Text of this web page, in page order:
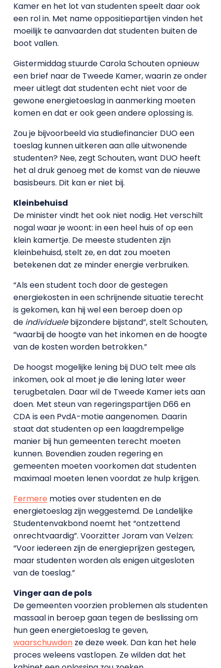
Kamer en het lot van studenten speelt daar ook
een rol in. Met name oppositiepartijen vinden het
moeilijk te aanvaarden dat studenten buiten de
boot vallen.
Gistermiddag stuurde Carola Schouten opnieuw
een brief naar de Tweede Kamer, waarin ze onder
meer uitlegt dat studenten echt niet voor de
gewone energietoeslag in aanmerking moeten
komen en dat er ook geen andere oplossing is.
Zou je bijvoorbeeld via studiefinancier DUO een
toeslag kunnen uitkeren aan alle uitwonende
studenten? Nee, zegt Schouten, want DUO heeft
het al druk genoeg met de komst van de nieuwe
basisbeurs. Dit kan er niet bij.
Kleinbehuisd
De minister vindt het ook niet nodig. Het verschilt
nogal waar je woont: in een heel huis of op een
klein kamertje. De meeste studenten zijn
kleinbehuisd, stelt ze, en dat zou moeten
betekenen dat ze minder energie verbruiken.
“Als een student toch door de gestegen
energiekosten in een schrijnende situatie terecht
is gekomen, kan hij wel een beroep doen op
de individuelebijzondere bijstand”, stelt Schouten,
“waarbij de hoogte van het inkomen en de hoogte
van de kosten worden betrokken.”
De hoogst mogelijke lening bij DUO telt mee als
inkomen, ook al moet je die lening later weer
terugbetalen. Daar wil de Tweede Kamer iets aan
doen. Met steun van regeringspartijen D66 en
CDA is een PvdA-motie aangenomen. Daarin
staat dat studenten op een laagdrempelige
manier bij hun gemeenten terecht moeten
kunnen. Bovendien zouden regering en
gemeenten moeten voorkomen dat studenten
maximaal moeten lenen voordat ze hulp krijgen.
Fermeremoties over studenten en de
energietoeslag zijn weggestemd. De Landelijke
Studentenvakbond noemt het “ontzettend
onrechtvaardig”. Voorzitter Joram van Velzen:
“Voor iedereen zijn de energieprijzen gestegen,
maar studenten worden als enigen uitgesloten
van de toeslag.”
Vinger aan de pols
De gemeenten voorzien problemen als studenten
massaal in beroep gaan tegen de beslissing om
hun geen energietoeslag te geven,
waarschuwdenze deze week. Dan kan het hele
proces weleens vastlopen. Ze wilden dat het